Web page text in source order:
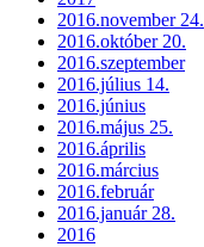
2016.november 24.
2016.október 20.
2016.szeptember
2016.július 14.
2016.június
2016.május 25.
2016.április
2016.március
2016.február
2016.január 28.
2016